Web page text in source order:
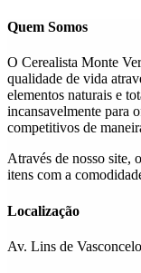
Quem Somos
O Cerealista Monte
qualidade de vida
elementos naturais e
incansavelmente para
competitivos de
Através de nosso site,
itens com a
Localização
Av. Lins de